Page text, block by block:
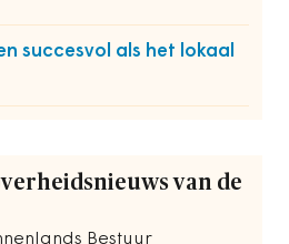
succesvol als het lokaal
van de
Bestuur